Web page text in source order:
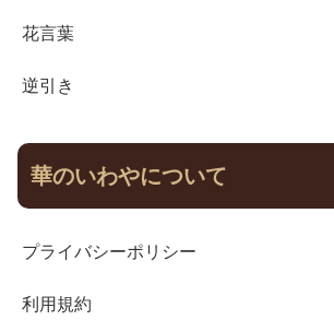
花言葉
逆引き
華のいわやについて
プライバシーポリシー
利用規約